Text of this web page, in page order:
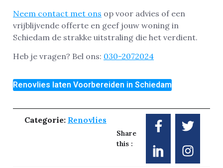
Neem contact met ons op voor advies of een
vrijblijvende offerte en geef jouw woning in
Schiedam de strakke uitstraling die het verdient.
Heb je vragen? Bel ons: 030-2072024
Renovlies laten Voorbereiden in Schiedam
Categorie: Renovlies
Share
this :